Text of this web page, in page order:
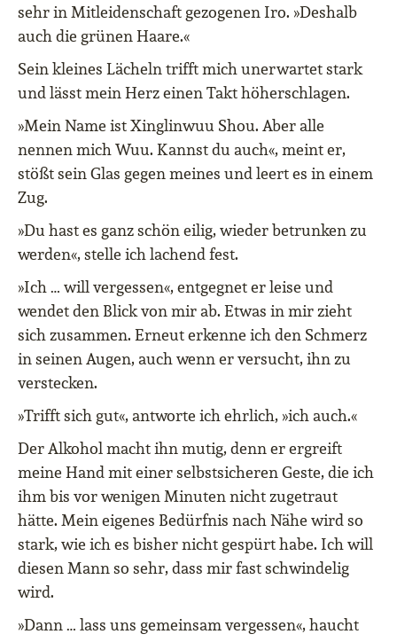
sehr in Mitleidenschaft gezogenen Iro. »Deshalb
auch die grünen Haare.«
Sein kleines Lächeln trifft mich unerwartet stark
und lässt mein Herz einen Takt höherschlagen.
»Mein Name ist Xinglinwuu Shou. Aber alle
nennen mich Wuu. Kannst du auch«, meint er,
stößt sein Glas gegen meines und leert es in einem
Zug.
»Du hast es ganz schön eilig, wieder betrunken zu
werden«, stelle ich lachend fest.
»Ich … will vergessen«, entgegnet er leise und
wendet den Blick von mir ab. Etwas in mir zieht
sich zusammen. Erneut erkenne ich den Schmerz
in seinen Augen, auch wenn er versucht, ihn zu
verstecken.
»Trifft sich gut«, antworte ich ehrlich, »ich auch.«
Der Alkohol macht ihn mutig, denn er ergreift
meine Hand mit einer selbstsicheren Geste, die ich
ihm bis vor wenigen Minuten nicht zugetraut
hätte. Mein eigenes Bedürfnis nach Nähe wird so
stark, wie ich es bisher nicht gespürt habe. Ich will
diesen Mann so sehr, dass mir fast schwindelig
wird.
»Dann … lass uns gemeinsam vergessen«, haucht